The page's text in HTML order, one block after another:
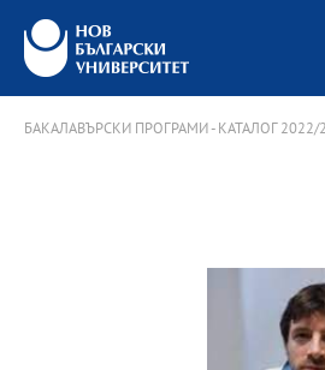
БАКАЛАВЪРСКИ ПРОГРАМИ - КАТАЛОГ 2022/